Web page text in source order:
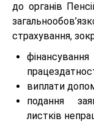
до органів
страхування,
виплати
подання
листків